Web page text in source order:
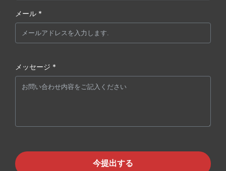
メール *
メッセージ *
今提出する